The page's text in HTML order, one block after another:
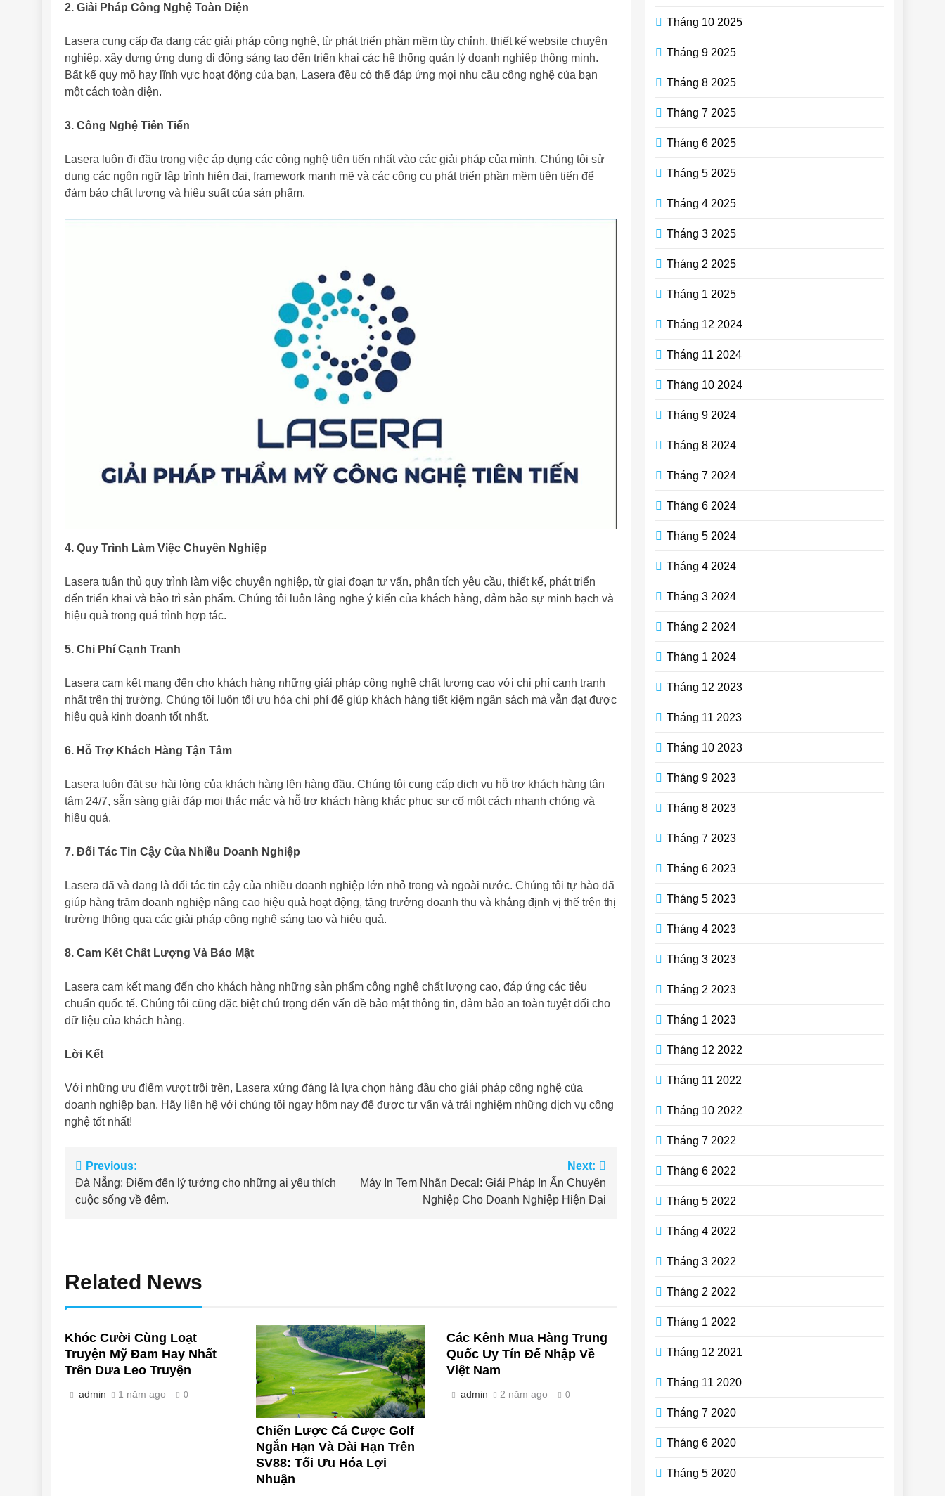
2. Giải Pháp Công Nghệ Toàn Diện
Lasera cung cấp đa dạng các giải pháp công nghệ, từ phát triển phần mềm tùy chỉnh, thiết kế website chuyên
nghiệp, xây dựng ứng dụng di động sáng tạo đến triển khai các hệ thống quản lý doanh nghiệp thông minh.
Bất kể quy mô hay lĩnh vực hoạt động của bạn, Lasera đều có thể đáp ứng mọi nhu cầu công nghệ của bạn
một cách toàn diện.
3. Công Nghệ Tiên Tiến
Lasera luôn đi đầu trong việc áp dụng các công nghệ tiên tiến nhất vào các giải pháp của mình. Chúng tôi sử
dụng các ngôn ngữ lập trình hiện đại, framework mạnh mẽ và các công cụ phát triển phần mềm tiên tiến để
đảm bảo chất lượng và hiệu suất của sản phẩm.
4. Quy Trình Làm Việc Chuyên Nghiệp
Lasera tuân thủ quy trình làm việc chuyên nghiệp, từ giai đoạn tư vấn, phân tích yêu cầu, thiết kế, phát triển
đến triển khai và bảo trì sản phẩm. Chúng tôi luôn lắng nghe ý kiến của khách hàng, đảm bảo sự minh bạch và
hiệu quả trong quá trình hợp tác.
5. Chi Phí Cạnh Tranh
Lasera cam kết mang đến cho khách hàng những giải pháp công nghệ chất lượng cao với chi phí cạnh tranh
nhất trên thị trường. Chúng tôi luôn tối ưu hóa chi phí để giúp khách hàng tiết kiệm ngân sách mà vẫn đạt được
hiệu quả kinh doanh tốt nhất.
6. Hỗ Trợ Khách Hàng Tận Tâm
Lasera luôn đặt sự hài lòng của khách hàng lên hàng đầu. Chúng tôi cung cấp dịch vụ hỗ trợ khách hàng tận
tâm 24/7, sẵn sàng giải đáp mọi thắc mắc và hỗ trợ khách hàng khắc phục sự cố một cách nhanh chóng và
hiệu quả.
7. Đối Tác Tin Cậy Của Nhiều Doanh Nghiệp
Lasera đã và đang là đối tác tin cậy của nhiều doanh nghiệp lớn nhỏ trong và ngoài nước. Chúng tôi tự hào đã
giúp hàng trăm doanh nghiệp nâng cao hiệu quả hoạt động, tăng trưởng doanh thu và khẳng định vị thế trên thị
trường thông qua các giải pháp công nghệ sáng tạo và hiệu quả.
8. Cam Kết Chất Lượng Và Bảo Mật
Lasera cam kết mang đến cho khách hàng những sản phẩm công nghệ chất lượng cao, đáp ứng các tiêu
chuẩn quốc tế. Chúng tôi cũng đặc biệt chú trọng đến vấn đề bảo mật thông tin, đảm bảo an toàn tuyệt đối cho
dữ liệu của khách hàng.
Lời Kết
Với những ưu điểm vượt trội trên, Lasera xứng đáng là lựa chọn hàng đầu cho giải pháp công nghệ của
doanh nghiệp bạn. Hãy liên hệ với chúng tôi ngay hôm nay để được tư vấn và trải nghiệm những dịch vụ công
nghệ tốt nhất!
Điều
hướng
Previous:
Đà Nẵng: Điểm đến lý tưởng cho những ai yêu thích
cuộc sống về đêm.
Next:
Máy In Tem Nhãn Decal: Giải Pháp In Ấn Chuyên
Nghiệp Cho Doanh Nghiệp Hiện Đại
Related News
Khóc Cười Cùng Loạt
Truyện Mỹ Đam Hay Nhất
Trên Dưa Leo Truyện
admin 1 năm ago 0
Chiến Lược Cá Cược Golf
Ngắn Hạn Và Dài Hạn Trên
SV88: Tối Ưu Hóa Lợi
Nhuận
Các Kênh Mua Hàng Trung
Quốc Uy Tín Để Nhập Về
Việt Nam
admin 2 năm ago 0
Tháng 10 2025
Tháng 9 2025
Tháng 8 2025
Tháng 7 2025
Tháng 6 2025
Tháng 5 2025
Tháng 4 2025
Tháng 3 2025
Tháng 2 2025
Tháng 1 2025
Tháng 12 2024
Tháng 11 2024
Tháng 10 2024
Tháng 9 2024
Tháng 8 2024
Tháng 7 2024
Tháng 6 2024
Tháng 5 2024
Tháng 4 2024
Tháng 3 2024
Tháng 2 2024
Tháng 1 2024
Tháng 12 2023
Tháng 11 2023
Tháng 10 2023
Tháng 9 2023
Tháng 8 2023
Tháng 7 2023
Tháng 6 2023
Tháng 5 2023
Tháng 4 2023
Tháng 3 2023
Tháng 2 2023
Tháng 1 2023
Tháng 12 2022
Tháng 11 2022
Tháng 10 2022
Tháng 7 2022
Tháng 6 2022
Tháng 5 2022
Tháng 4 2022
Tháng 3 2022
Tháng 2 2022
Tháng 1 2022
Tháng 12 2021
Tháng 11 2020
Tháng 7 2020
Tháng 6 2020
Tháng 5 2020